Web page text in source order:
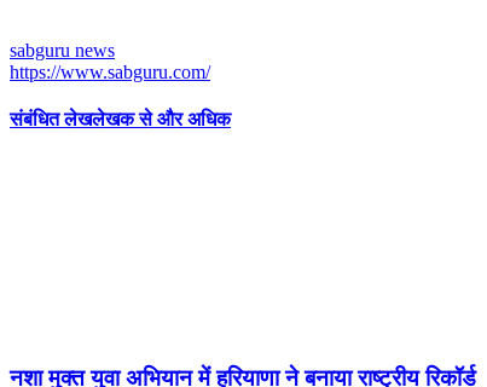
sabguru news
https://www.sabguru.com/
संबंधित लेखलेखक से और अधिक
नशा मुक्त युवा अभियान में हरियाणा ने बनाया राष्ट्रीय रिकॉर्ड